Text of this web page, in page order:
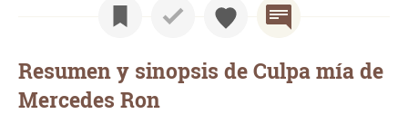
Resumen y sinopsis de Culpa mía de
Mercedes Ron